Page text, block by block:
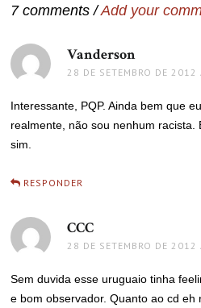
7 comments /Add your
Vanderson
28 DE SETEMBRO DE
Interessante, PQP. Ainda bem que
realmente, não sou nenhum racista.
sim.
RESPONDER
CCC
28 DE SETEMBRO DE
Sem duvida esse uruguaio tinha
e bom observador. Quanto ao cd eh